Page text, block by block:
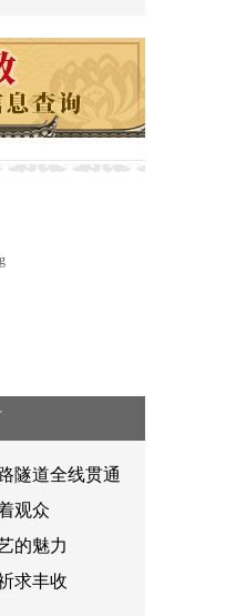
隧道全线贯通
观众
的魅力
求丰收